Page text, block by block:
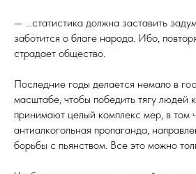
— …статистика должна заставить
заботится о благе народа. Ибо,
страдает общество.
Последние годы делается немало в
масштабе, чтобы победить тягу людей
принимают целый комплекс мер, в том
антиалкогольная пропаганда,
борьбы с пьянством. Все это можно